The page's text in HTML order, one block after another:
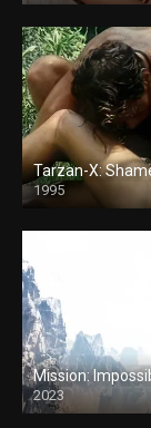
Tarzan-X:
1995
Mission:
2023